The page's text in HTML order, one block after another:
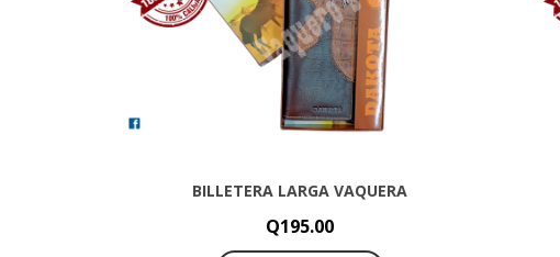
BILLETERA LARGA VAQUERA
Q195.00